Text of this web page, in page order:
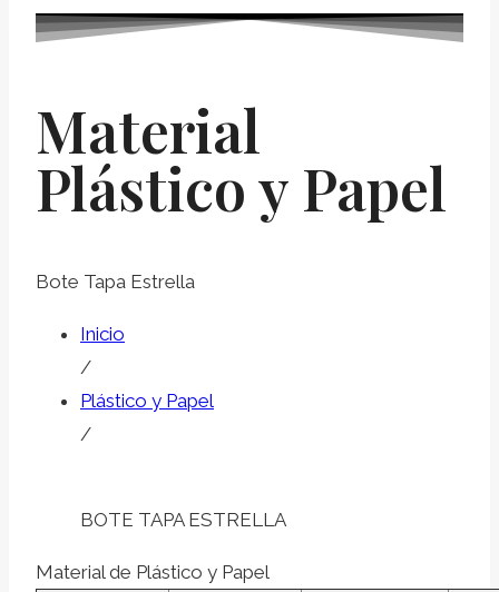
Material
Plástico y Papel
Bote Tapa Estrella
Inicio
/
Plástico y Papel
/
BOTE TAPA ESTRELLA
Material de Plástico y Papel